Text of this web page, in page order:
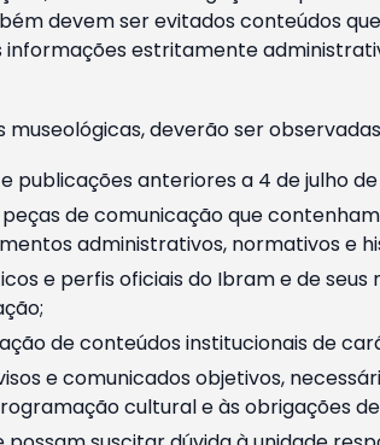
devem ser evitados conteúdos
estritamente
deverão ser
anteriores a 4 de julho
de comunicação que
administrativos, normativos e
e perfis oficiais do Ibram e de
de conteúdos institucionais de
e comunicados objetivos,
cultural e às obrigações